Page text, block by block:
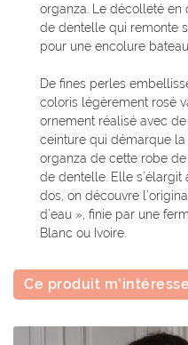
La boutique
services
organza. Le décolleté
de dentelle qui remonte
pour une encolure bateau.
De fines perles
coloris légèrement rosé
ornement réalisé avec
ceinture qui démarque
organza de cette robe
de dentelle. Elle s’élargit
dos, on découvre
d’eau », finie par une
Blanc ou Ivoire.
Ce produit m'intéresse